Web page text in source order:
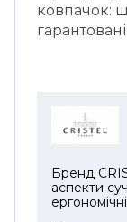
ковпачок:
гарантовані.
Бренд
аспекти